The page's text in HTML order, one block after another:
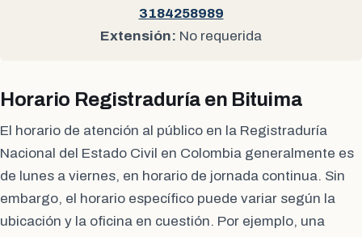
3184258989
Extensión: No requerida
Horario Registraduría en Bituima
El horario de atención al público en la Registraduría
Nacional del Estado Civil en Colombia generalmente es
de lunes a viernes, en horario de jornada continua. Sin
embargo, el horario específico puede variar según la
ubicación y la oficina en cuestión. Por ejemplo, una